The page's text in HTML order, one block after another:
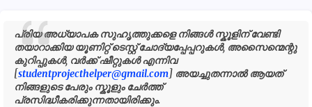
പ്രിയ അധ്യാപക സുഹൃത്തുക്കളെ നിങ്ങൾ സ്കൂളിന് വേണ്ടി
തയാറാക്കിയ യൂണിറ്റ് ടെസ്റ്റ് ചോദ്യപ്പേപ്പറുകൾ, അസൈന്മെന്റു
കുറിപ്പുകൾ, വർക്ക് ഷീറ്റുകൾ എന്നിവ
[studentprojecthelper@gmail.com] അയച്ചുതന്നാൽ ആയത്
നിങ്ങളുടെ പേരും സ്കൂളും ചേർത്ത്
പ്രസിദ്ധീകരിക്കുന്നതായിരിക്കും.